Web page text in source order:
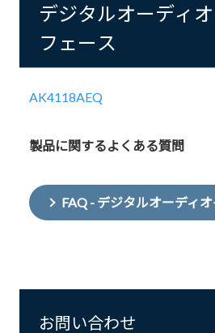
デジタルオーディ
フェース
AK4118AEQ
製品に関するよくある質問
FAQ - デジタルオーディ
お問い合わせ